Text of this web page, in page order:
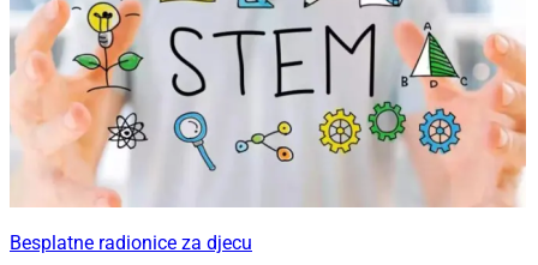
Besplatne radionice za djecu